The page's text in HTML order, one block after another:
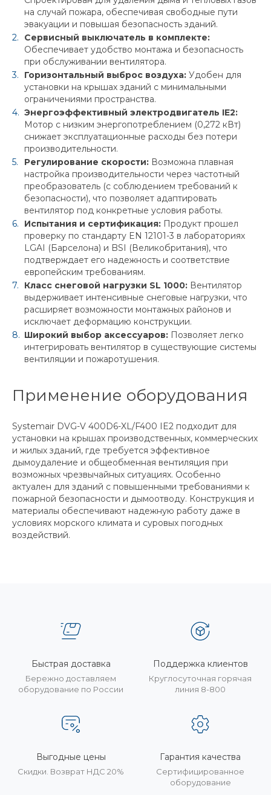
на случай пожара, обеспечивая свободные пути
эвакуации и повышая безопасность зданий.
Сервисный выключатель в комплекте:
Обеспечивает удобство монтажа и безопасность
при обслуживании вентилятора.
Горизонтальный выброс воздуха: Удобен для
установки на крышах зданий с минимальными
ограничениями пространства.
Энергоэффективный электродвигатель IE2:
Мотор с низким энергопотреблением (0,272 кВт)
снижает эксплуатационные расходы без потери
производительности.
Регулирование скорости: Возможна плавная
настройка производительности через частотный
преобразователь (с соблюдением требований к
безопасности), что позволяет адаптировать
вентилятор под конкретные условия работы.
Испытания и сертификация: Продукт прошел
проверку по стандарту EN 12101-3 в лабораториях
LGAI (Барселона) и BSI (Великобритания), что
подтверждает его надежность и соответствие
европейским требованиям.
Класс снеговой нагрузки SL 1000: Вентилятор
выдерживает интенсивные снеговые нагрузки, что
расширяет возможности монтажных районов и
исключает деформацию конструкции.
Широкий выбор аксессуаров: Позволяет легко
интегрировать вентилятор в существующие системы
вентиляции и пожаротушения.
Применение оборудования
Systemair DVG-V 400D6-XL/F400 IE2 подходит для
установки на крышах производственных, коммерческих
и жилых зданий, где требуется эффективное
дымоудаление и общеобменная вентиляция при
возможных чрезвычайных ситуациях. Особенно
актуален для зданий с повышенными требованиями к
пожарной безопасности и дымоотводу. Конструкция и
материалы обеспечивают надежную работу даже в
условиях морского климата и суровых погодных
воздействий.
Быстрая доставка
Бережно доставляем
оборудование по России
Поддержка клиентов
Круглосуточная горячая
линия 8-800
Выгодные цены
Скидки. Возврат НДС 20%
Гарантия качества
Сертифицированное
оборудование